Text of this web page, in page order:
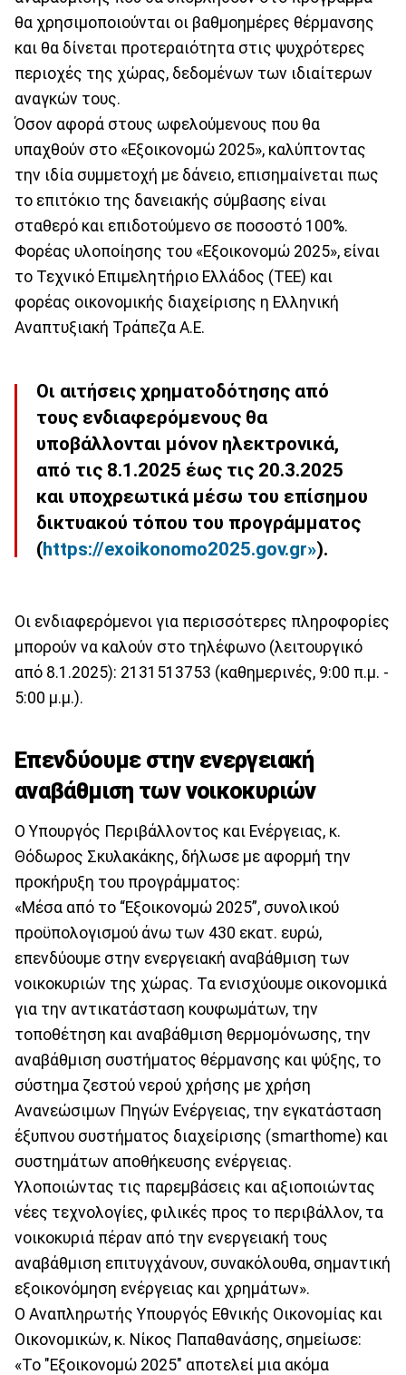
θα χρησιμοποιούνται οι βαθμοημέρες θέρμανσης
και θα δίνεται προτεραιότητα στις ψυχρότερες
περιοχές της χώρας, δεδομένων των ιδιαίτερων
αναγκών τους.
Όσον αφορά στους ωφελούμενους που θα
υπαχθούν στο «Εξοικονομώ 2025», καλύπτοντας
την ιδία συμμετοχή με δάνειο, επισημαίνεται πως
το επιτόκιο της δανειακής σύμβασης είναι
σταθερό και επιδοτούμενο σε ποσοστό 100%.
Φορέας υλοποίησης του «Εξοικονομώ 2025», είναι
το Τεχνικό Επιμελητήριο Ελλάδος (ΤΕΕ) και
φορέας οικονομικής διαχείρισης η Ελληνική
Αναπτυξιακή Τράπεζα Α.Ε.
Οι αιτήσεις χρηματοδότησης από
τους ενδιαφερόμενους θα
υποβάλλονται μόνον ηλεκτρονικά,
από τις 8.1.2025 έως τις 20.3.2025
και υποχρεωτικά μέσω του επίσημου
δικτυακού τόπου του προγράμματος
(https://exoikonomo2025.gov.gr»).
Οι ενδιαφερόμενοι για περισσότερες πληροφορίες
μπορούν να καλούν στο τηλέφωνο (λειτουργικό
από 8.1.2025): 2131513753 (καθημερινές, 9:00 π.μ. -
5:00 μ.μ.).
Επενδύουμε στην ενεργειακή
αναβάθμιση των νοικοκυριών
Ο Υπουργός Περιβάλλοντος και Ενέργειας, κ.
Θόδωρος Σκυλακάκης, δήλωσε με αφορμή την
προκήρυξη του προγράμματος:
«Μέσα από το “Εξοικονομώ 2025”, συνολικού
προϋπολογισμού άνω των 430 εκατ. ευρώ,
επενδύουμε στην ενεργειακή αναβάθμιση των
νοικοκυριών της χώρας. Τα ενισχύουμε οικονομικά
για την αντικατάσταση κουφωμάτων, την
τοποθέτηση και αναβάθμιση θερμομόνωσης, την
αναβάθμιση συστήματος θέρμανσης και ψύξης, το
σύστημα ζεστού νερού χρήσης με χρήση
Ανανεώσιμων Πηγών Ενέργειας, την εγκατάσταση
έξυπνου συστήματος διαχείρισης (smarthome) και
συστημάτων αποθήκευσης ενέργειας.
Υλοποιώντας τις παρεμβάσεις και αξιοποιώντας
νέες τεχνολογίες, φιλικές προς το περιβάλλον, τα
νοικοκυριά πέραν από την ενεργειακή τους
αναβάθμιση επιτυγχάνουν, συνακόλουθα, σημαντική
εξοικονόμηση ενέργειας και χρημάτων».
Ο Αναπληρωτής Υπουργός Εθνικής Οικονομίας και
Οικονομικών, κ. Νίκος Παπαθανάσης, σημείωσε:
«Το "Εξοικονομώ 2025" αποτελεί μια ακόμα